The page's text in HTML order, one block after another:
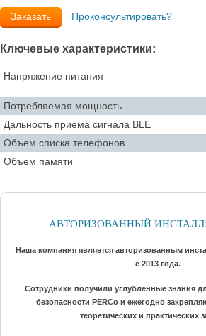
Заказать Проконсультировать?
Ключевые характеристики:
Напряжение питания
Потребляемая мощность
Дальность приема сигнала BLE
Объем списка телефонов
Объем памяти
АВТОРИЗОВАННЫЙ
Наша компания является авторизованным
с 2013 года.
Сотрудники получили углубленные знания
безопасности PERCo и ежегодно
теоретических и практических